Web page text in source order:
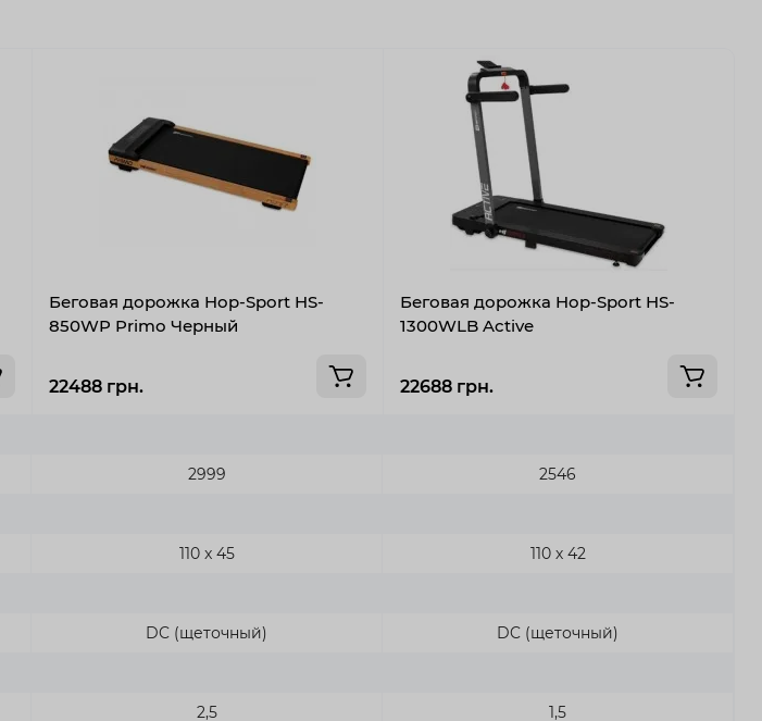
Беговая дорожка Hop-Sport HS-
850WP Primo Черный
22488 грн.
2999
110 x 45
DC (щеточный)
2,5
Беговая дорожка Hop-Sport HS-
1300WLB Active
22688 грн.
2546
110 х 42
DC (щеточный)
1,5